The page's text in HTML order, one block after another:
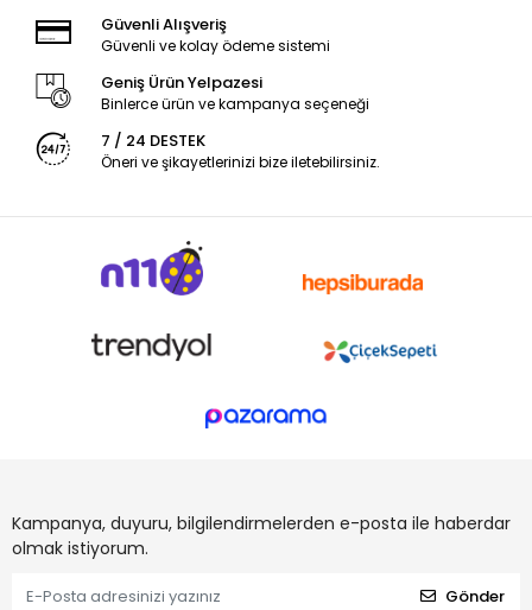
Güvenli Alışveriş
Güvenli ve kolay ödeme sistemi
Geniş Ürün Yelpazesi
Binlerce ürün ve kampanya seçeneği
7 / 24 DESTEK
Öneri ve şikayetlerinizi bize iletebilirsiniz.
Kampanya, duyuru, bilgilendirmelerden e-posta ile haberdar
olmak istiyorum.
Gönder